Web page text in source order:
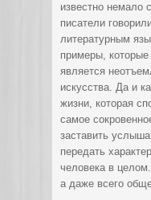
известно немало
писатели
литературным
примеры,
является
искусства. Да и
жизни, которая
самое
заставить
передать
человека в
а даже всего